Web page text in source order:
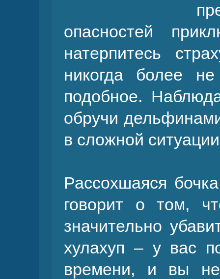
опасностей
натерпитесь
никогда более
подобное.
обручи
в сложной
Рассохшаяся
говорит о том,
значительно
хулахуп – у вас
времени, и вы